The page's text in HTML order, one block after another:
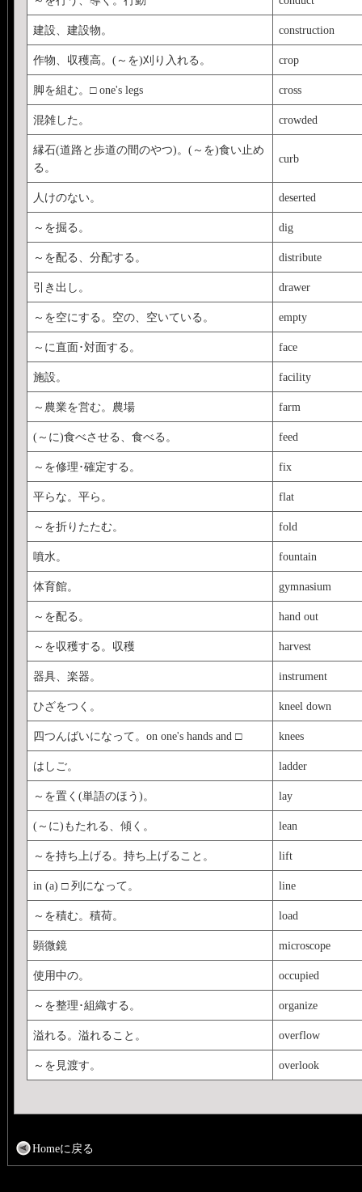
建設、建設物。 construction
作物、収穫高。(～を)刈り入れる。 crop
脚を組む。□ one's legs cross
混雑した。 crowded
縁石(道路と歩道の間のやつ)。(～を)食い止め
る。
curb
人けのない。 deserted
～を掘る。 dig
～を配る、分配する。 distribute
引き出し。 drawer
～を空にする。空の、空いている。 empty
～に直面･対面する。 face
施設。 facility
～農業を営む。農場 farm
(～に)食べさせる、食べる。 feed
～を修理･確定する。 fix
平らな。平ら。 flat
～を折りたたむ。 fold
噴水。 fountain
体育館。 gymnasium
～を配る。 hand out
～を収穫する。収穫 harvest
器具、楽器。 instrument
ひざをつく。 kneel down
四つんばいになって。on one's hands and □ knees
はしご。 ladder
～を置く(単語のほう)。 lay
(～に)もたれる、傾く。 lean
～を持ち上げる。持ち上げること。 lift
in (a) □ 列になって。 line
～を積む。積荷。 load
顕微鏡 microscope
使用中の。 occupied
～を整理･組織する。 organize
溢れる。溢れること。 overflow
～を見渡す。 overlook
Homeに戻る